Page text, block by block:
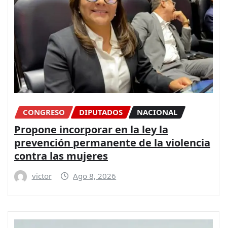
CONGRESO DIPUTADOS NACIONAL
Propone incorporar en la ley la
prevención permanente de la violencia
contra las mujeres
victor Ago 8, 2026